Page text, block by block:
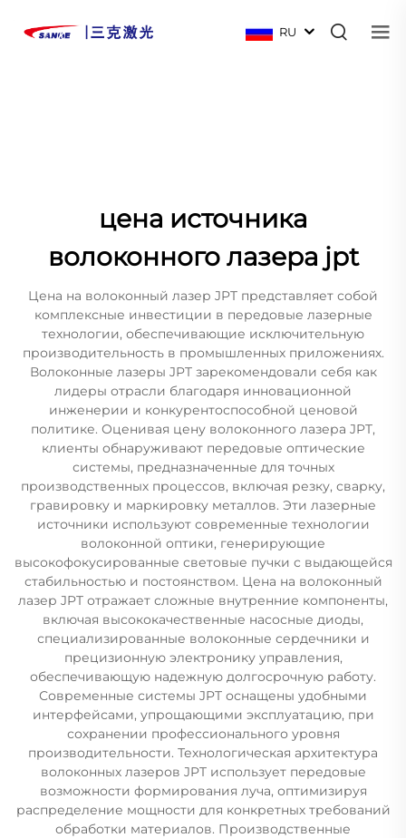
RU
цена источника
волоконного лазера jpt
Цена на волоконный лазер JPT представляет собой
комплексные инвестиции в передовые лазерные
технологии, обеспечивающие исключительную
производительность в промышленных приложениях.
Волоконные лазеры JPT зарекомендовали себя как
лидеры отрасли благодаря инновационной
инженерии и конкурентоспособной ценовой
политике. Оценивая цену волоконного лазера JPT,
клиенты обнаруживают передовые оптические
системы, предназначенные для точных
производственных процессов, включая резку, сварку,
гравировку и маркировку металлов. Эти лазерные
источники используют современные технологии
волоконной оптики, генерирующие
высокофокусированные световые пучки с выдающейся
стабильностью и постоянством. Цена на волоконный
лазер JPT отражает сложные внутренние компоненты,
включая высококачественные насосные диоды,
специализированные волоконные сердечники и
прецизионную электронику управления,
обеспечивающую надежную долгосрочную работу.
Современные системы JPT оснащены удобными
интерфейсами, упрощающими эксплуатацию, при
сохранении профессионального уровня
производительности. Технологическая архитектура
волоконных лазеров JPT использует передовые
возможности формирования луча, оптимизируя
распределение мощности для конкретных требований
обработки материалов. Производственные